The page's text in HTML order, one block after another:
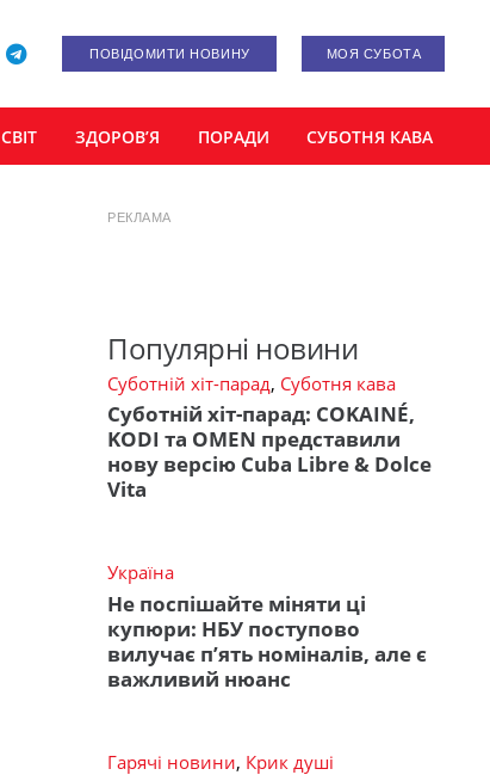
ПОВІДОМИТИ НОВИНУ МОЯ СУБОТА
СВІТ ЗДОРОВ’Я ПОРАДИ СУБОТНЯ КАВА
РЕКЛАМА
Популярні новини
Суботній хіт-парад, Суботня кава
Суботній хіт-парад: COKAINÉ,
KODI та OMEN представили
нову версію Cuba Libre & Dolce
Vita
Україна
Не поспішайте міняти ці
купюри: НБУ поступово
вилучає п’ять номіналів, але є
важливий нюанс
Гарячі новини, Крик душі